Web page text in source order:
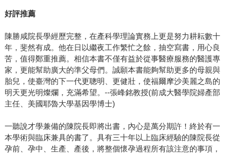
好評推薦
陳勝咸院長學經歷完整，在產科學理論實務上更是努力耕耘數十
年，斐然有成。他在日以繼夜工作繁忙之餘，抽空寫書，用心良
苦，值得鄭重推薦。相信本書不僅有益於從事醫療服務的醫護專
家，更能幫助廣大的準父母們。誠願本書能夠幫助更多的母親與
胎兒，使臺灣的下一代更聰明、更健壯，使福爾摩沙美麗之島的
明天更光明燦爛，充滿希望。--張峰銘教授(前成大醫學院婦產部
主任、美國耶魯大學基因學博士)
一聽說才學兼備的陳院長即將出書，內心是萬分期許！終於有一
本學術與臨床兼具的書了。具有三十年以上臨床經驗的陳院長從
孕前、孕中、生產、產後，將整個懷孕過程所有該注意的事項，